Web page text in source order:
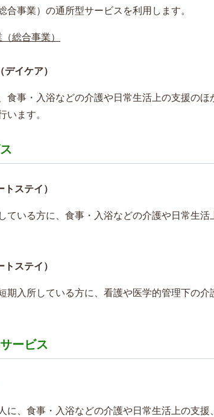
事業）の通所型サービスを利用します。
総合事業）
イケア）
食事・入浴などの介護や日常生活上の支援の
います。
ステイ）
ている方に、食事・入浴などの介護や日常生活
ステイ）
期入所している方に、看護や医学的管理下の
ービス
に、食事・入浴などの介護や日常生活上の支援